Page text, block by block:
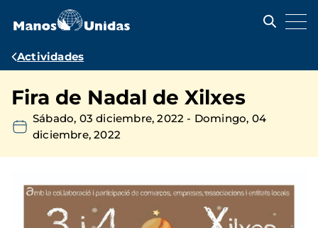
contenido
Ruta
navegación
Actividades
Fira de Nadal de Xilxes
Sábado, 03 diciembre, 2022 - Domingo, 04
diciembre, 2022